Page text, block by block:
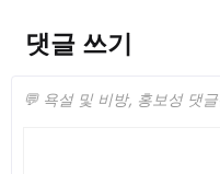
댓글 쓰기
💬 욕설 및 비방, 홍보성 댓